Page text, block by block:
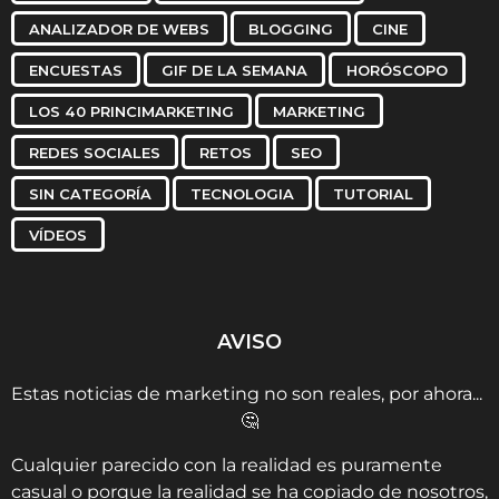
ANALIZADOR DE WEBS BLOGGING CINE
ENCUESTAS GIF DE LA SEMANA HORÓSCOPO
LOS 40 PRINCIMARKETING MARKETING
REDES SOCIALES RETOS SEO
SIN CATEGORÍA TECNOLOGIA TUTORIAL
VÍDEOS
AVISO
Estas noticias de marketing no son reales, por ahora...
🤔
Cualquier parecido con la realidad es puramente
casual o porque la realidad se ha copiado de nosotros,